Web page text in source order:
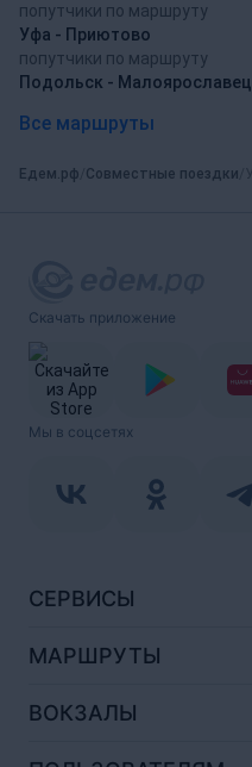
попутчики по маршруту
Уфа - Приютово
попутчики по маршруту
Подольск - Малоярославец
Все маршруты
Едем.рф Совместные поездки
Скачать приложение
Мы в соцсетях
СЕРВИСЫ
МАРШРУТЫ
ВОКЗАЛЫ